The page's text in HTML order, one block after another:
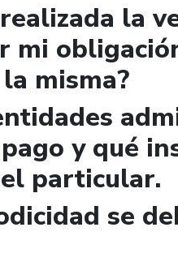
la
mi
misma?
y qué
particular.
se